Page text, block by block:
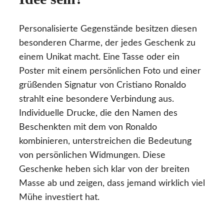
Personalisierte Gegenstände besitzen diesen
besonderen Charme, der jedes Geschenk zu
einem Unikat macht. Eine Tasse oder ein
Poster mit einem persönlichen Foto und einer
grüßenden Signatur von Cristiano Ronaldo
strahlt eine besondere Verbindung aus.
Individuelle Drucke, die den Namen des
Beschenkten mit dem von Ronaldo
kombinieren, unterstreichen die Bedeutung
von persönlichen Widmungen. Diese
Geschenke heben sich klar von der breiten
Masse ab und zeigen, dass jemand wirklich viel
Mühe investiert hat.